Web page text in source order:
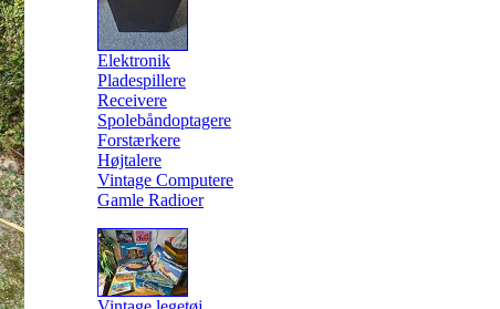
Elektronik
Pladespillere
Receivere
Spolebåndoptagere
Forstærkere
Højtalere
Vintage Computere
Gamle Radioer